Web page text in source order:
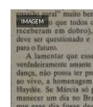
IMAGEM